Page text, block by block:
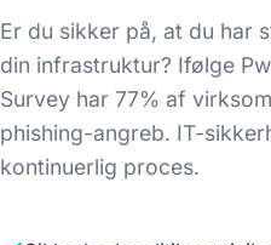
Er du sikker på, at du har
din infrastruktur? Ifølge
Survey har 77% af
phishing-angreb. IT-
kontinuerlig proces.